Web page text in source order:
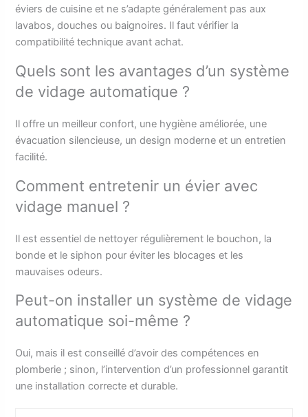
éviers de cuisine et ne s’adapte généralement pas aux
lavabos, douches ou baignoires. Il faut vérifier la
compatibilité technique avant achat.
Quels sont les avantages d’un système
de vidage automatique ?
Il offre un meilleur confort, une hygiène améliorée, une
évacuation silencieuse, un design moderne et un entretien
facilité.
Comment entretenir un évier avec
vidage manuel ?
Il est essentiel de nettoyer régulièrement le bouchon, la
bonde et le siphon pour éviter les blocages et les
mauvaises odeurs.
Peut-on installer un système de vidage
automatique soi-même ?
Oui, mais il est conseillé d’avoir des compétences en
plomberie ; sinon, l’intervention d’un professionnel garantit
une installation correcte et durable.